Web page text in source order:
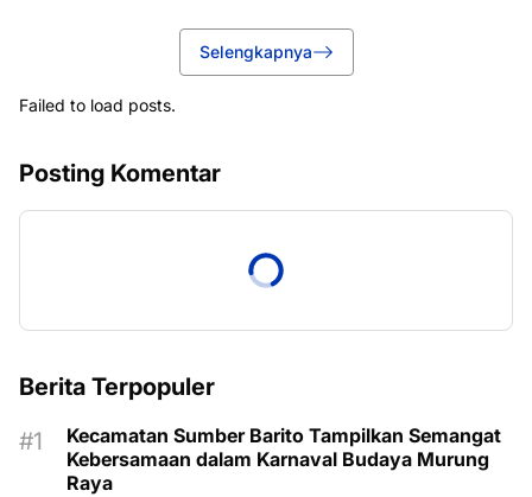
Selengkapnya
Failed to load posts.
Posting Komentar
Berita Terpopuler
Kecamatan Sumber Barito Tampilkan Semangat
Kebersamaan dalam Karnaval Budaya Murung
Raya